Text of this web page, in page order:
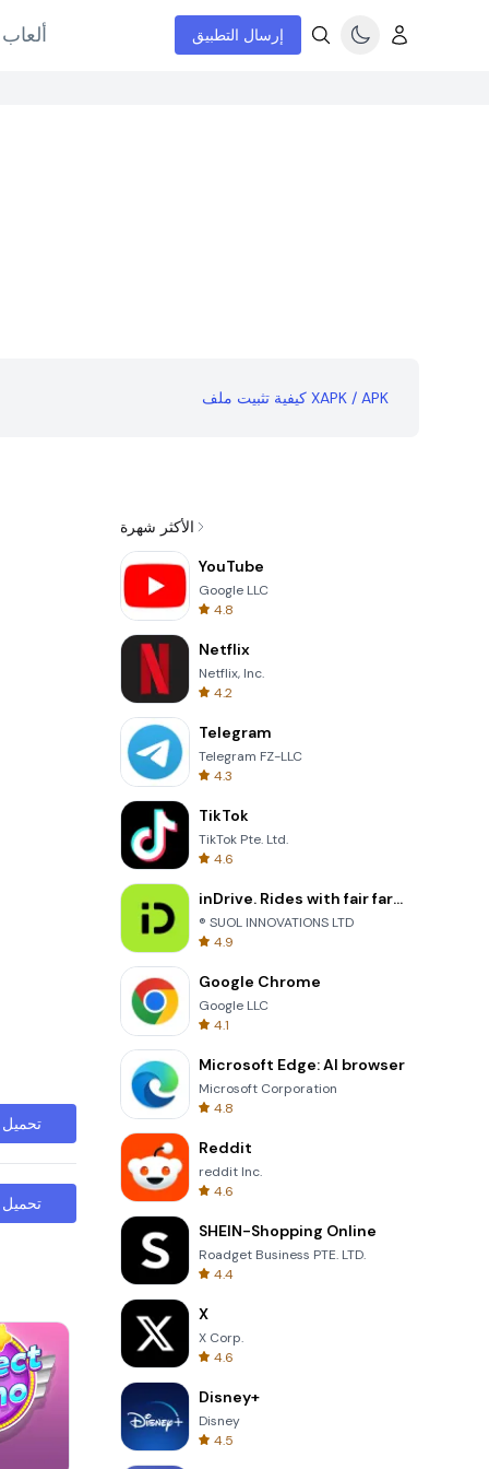
إرسال التطبيق
كيفية تثبيت ملف XAPK / APK
تحميل
تحميل
الأكثر شهرة
YouTube
Google LLC
4.8
Netflix
Netflix, Inc.
4.2
Telegram
Telegram FZ-LLC
4.3
TikTok
TikTok Pte. Ltd.
4.6
inDrive. Rides with fair fares
® SUOL INNOVATIONS LTD
4.9
Google Chrome
Google LLC
4.1
Microsoft Edge: AI browser
Microsoft Corporation
4.8
Reddit
reddit Inc.
4.6
SHEIN-Shopping Online
Roadget Business PTE. LTD.
4.4
X
X Corp.
4.6
Disney+
Disney
4.5